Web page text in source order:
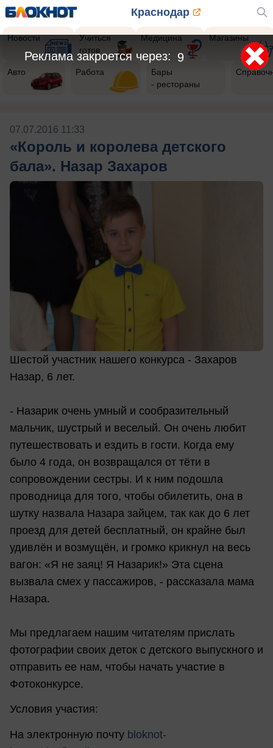
Краснодар
Новости
Учиться
готов
Медицина Магазины
Авто Работа
Бары
- рестораны
07.07.2016 11:33
«Король и королева детского
бала». Назар Захаров
Шестой участник нашего конкурса - Захаров
Назар, 6 лет.
- Назарик очень умный и сообразительный
мальчик, шустрый и веселый. Он очень любит
путешествовать и ездить в гости. Когда ему
было 4 года, он возвращался от тёти в
сопровождении сестры. И к ним подошла
проводница для того, чтобы обилетить, она в
шутку назвала Назара зайцем, так как до 6 лет
проезд для детей бесплатный, он крайне был
удивлён и возмущён, и громко крикнул на весь
вагон: «Я не заяц! Я Назарик!» Эта сцена
вызвала смех у пассажиров, - рассказала мама
Назара.
Мы предлагаем нашим читателям прислать
фотографии своих деток с детского выпускного и
отправить ее нам, чтобы начать участие в
Фотоконкурсе.
Условия участия:
На электронную почту bloknot-
8
Реклама закроется через: